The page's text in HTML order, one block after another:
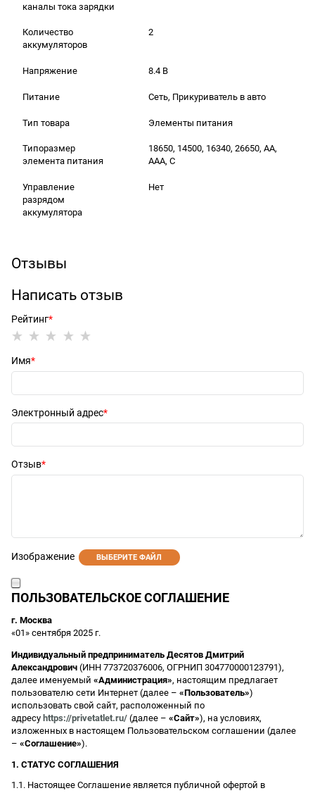
каналы тока зарядки
Количество
аккумуляторов
2
Напряжение 8.4 В
Питание Сеть, Прикуриватель в авто
Тип товара Элементы питания
Типоразмер
элемента питания
18650, 14500, 16340, 26650, AA,
AAA, C
Управление
разрядом
аккумулятора
Нет
Отзывы
Написать отзыв
Рейтинг
Имя
Электронный адрес
Отзыв
Изображение ВЫБЕРИТЕ ФАЙЛ
ПОЛЬЗОВАТЕЛЬСКОЕ СОГЛАШЕНИЕ
г. Москва
«01» сентября 2025 г.
Индивидуальный предприниматель Десятов Дмитрий
Александрович (ИНН 773720376006, ОГРНИП 304770000123791),
далее именуемый «Администрация», настоящим предлагает
пользователю сети Интернет (далее – «Пользователь»)
использовать свой сайт, расположенный по
адресу https://privetatlet.ru/ (далее – «Сайт»), на условиях,
изложенных в настоящем Пользовательском соглашении (далее
– «Соглашение»).
1. СТАТУС СОГЛАШЕНИЯ
1.1. Настоящее Соглашение является публичной офертой в